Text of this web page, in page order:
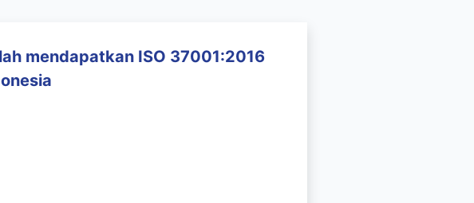
mendapatkan ISO 37001:2016